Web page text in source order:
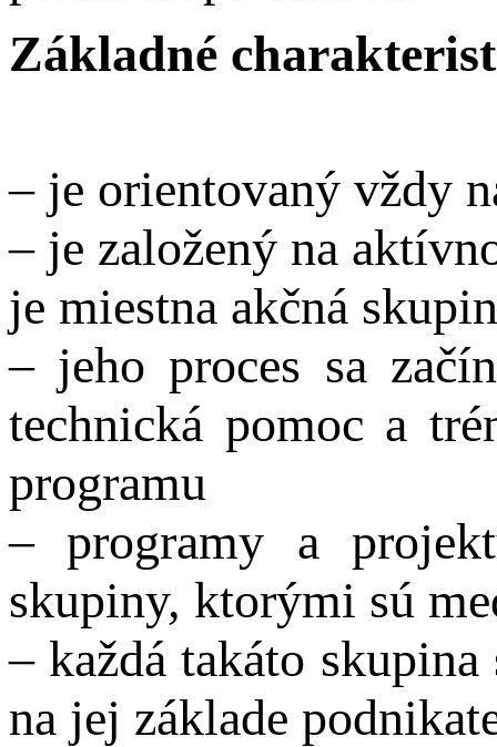
Základné
– je orientovaný vždy
– je založený na
je miestna akčná
– jeho proces sa
technická pomoc a
programu
– programy a
skupiny, ktorými sú
– každá takáto
na jej základe